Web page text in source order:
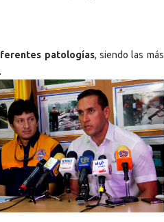
patologías, siendo las más